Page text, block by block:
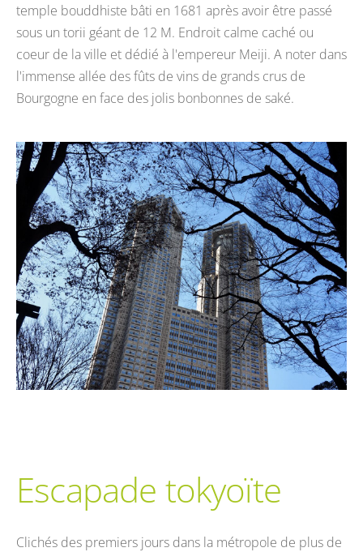
temple bouddhiste bâti en 1681 après avoir être passé
sous un torii géant de 12 M. Endroit calme caché ou
coeur de la ville et dédié à l'empereur Meiji. A noter dans
l'immense allée des fûts de vins de grands crus de
Bourgogne en face des jolis bonbonnes de saké.
Escapade tokyoïte
Clichés des premiers jours dans la métropole de plus de